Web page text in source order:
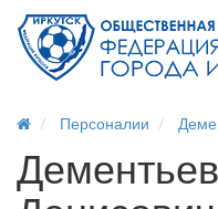
Персоналии